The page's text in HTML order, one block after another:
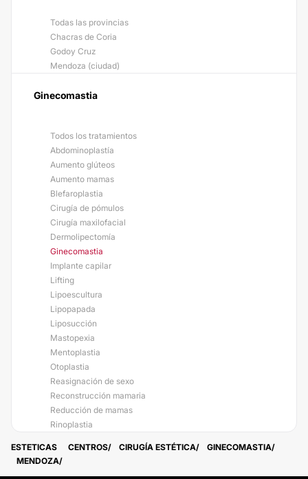
Todas las provincias
Chacras de Coria
Godoy Cruz
Mendoza (ciudad)
Ginecomastia
Todos los tratamientos
Abdominoplastía
Aumento glúteos
Aumento mamas
Blefaroplastia
Cirugía de pómulos
Cirugía maxilofacial
Dermolipectomía
Ginecomastia
Implante capilar
Lifting
Lipoescultura
Lipopapada
Liposucción
Mastopexia
Mentoplastia
Otoplastia
Reasignación de sexo
Reconstrucción mamaria
Reducción de mamas
Rinoplastia
ESTETICAS CENTROS CIRUGÍA ESTÉTICA
GINECOMASTIA
MENDOZA